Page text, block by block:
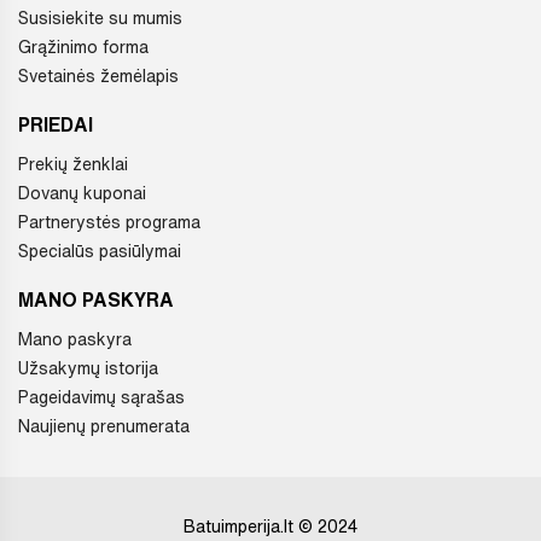
Susisiekite su mumis
Grąžinimo forma
Svetainės žemėlapis
PRIEDAI
Prekių ženklai
Dovanų kuponai
Partnerystės programa
Specialūs pasiūlymai
MANO PASKYRA
Mano paskyra
Užsakymų istorija
Pageidavimų sąrašas
Naujienų prenumerata
Batuimperija.lt © 2024